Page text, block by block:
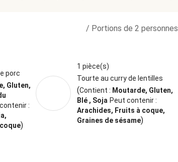
/ Portions de 2 personnes
porc
Gluten,
:
)
1 pièce(s)
Tourte au curry de lentilles
(Contient : Moutarde, Gluten,
Blé , Soja Peut contenir :
Arachides, Fruits à coque,
Graines de sésame)